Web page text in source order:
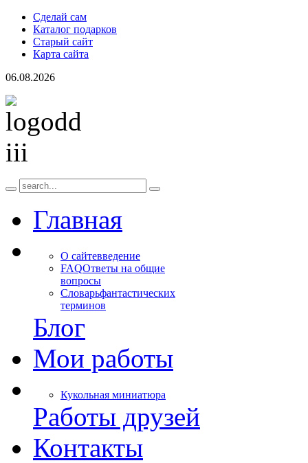
Сделай сам
Каталог подарков
Старый сайт
Карта сайта
06.08.2026
Главная
О сайтевведение
FAQОтветы на общие
вопросы
Словарьфантастических
терминов
Блог
Мои работы
Кукольная миниатюра
Работы друзей
Контакты